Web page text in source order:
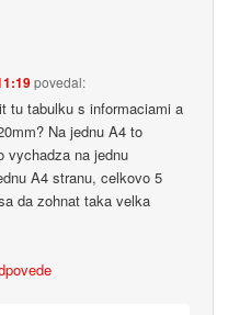
povedal:
tu tabulku s informaciami a
Na jednu A4 to
vychadza na jednu
A4 stranu, celkovo 5
da zohnat taka velka